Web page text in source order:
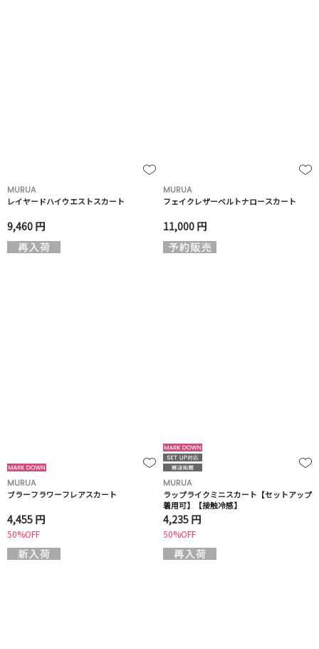
MURUA
レイヤードハイウエストスカート
9,460 円
MURUA
フェイクレザーベルトナロースカート
11,000 円
MURUA
ブラーフラワーフレアスカート
4,455 円
50%OFF
MURUA
ラップライクミニスカート【セットアップ
着用可】【接触冷感】
4,235 円
50%OFF